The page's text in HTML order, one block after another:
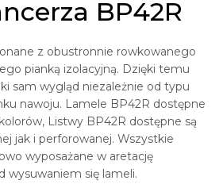
BP42R
z obustronnie rowkowanego
pianką izolacyjną. Dzięki temu
sam wygląd niezależnie od typu
nawoju. Lamele BP42R dostępne
Listwy BP42R dostępne są
jak i perforowanej. Wszystkie
wyposażane w aretację
wysuwaniem się lameli.